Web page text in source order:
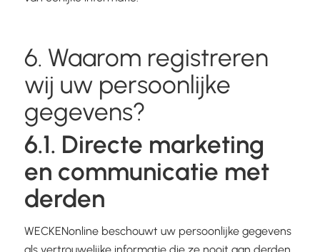
6. Waarom registreren
wij uw persoonlijke
gegevens?
6.1. Directe marketing
en communicatie met
derden
WECKENonline beschouwt uw persoonlijke gegevens